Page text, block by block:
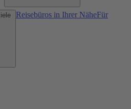
Reisebüros in Ihrer NäheFür